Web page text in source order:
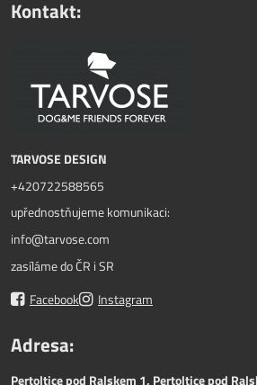
Kontakt:
TARVOSE DESIGN
+420722588565
upřednostňujeme komunikaci:
info@tarvose.com
zasíláme do ČR i SR
Facebook
Instagram
Adresa:
Pertoltice pod Ralskem 1, Pertoltice pod